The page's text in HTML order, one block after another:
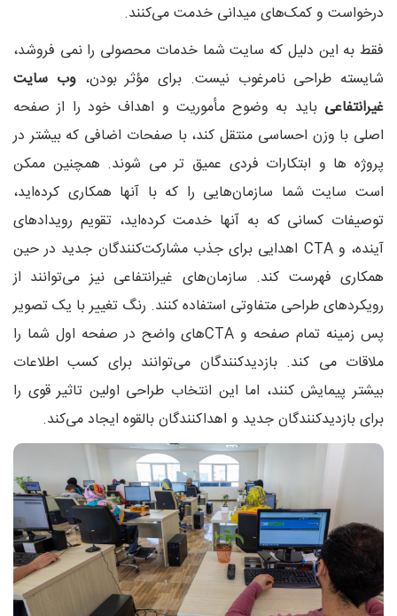
درخواست و کمک‌های میدانی خدمت می‌کنند.
فقط به این دلیل که سایت شما خدمات محصولی را نمی فروشد،
شایسته طراحی نامرغوب نیست. برای مؤثر بودن،وب سایت
غیرانتفاعی باید به وضوح مأموریت و اهداف خود را از صفحه
اصلی با وزن احساسی منتقل کند، با صفحات اضافی که بیشتر در
پروژه ها و ابتکارات فردی عمیق تر می شوند. همچنین ممکن
است سایت شما سازمان‌هایی را که با آنها همکاری کرده‌اید،
توصیفات کسانی که به آنها خدمت کرده‌اید، تقویم رویدادهای
آینده، و CTA اهدایی برای جذب مشارکت‌کنندگان جدید در حین
همکاری فهرست کند. سازمان‌های غیرانتفاعی نیز می‌توانند از
رویکردهای طراحی متفاوتی استفاده کنند. رنگ تغییر با یک تصویر
پس زمینه تمام صفحه و CTAهای واضح در صفحه اول شما را
ملاقات می کند. بازدیدکنندگان می‌توانند برای کسب اطلاعات
بیشتر پیمایش کنند، اما این انتخاب طراحی اولین تاثیر قوی را
برای بازدیدکنندگان جدید و اهداکنندگان بالقوه ایجاد می‌کند.